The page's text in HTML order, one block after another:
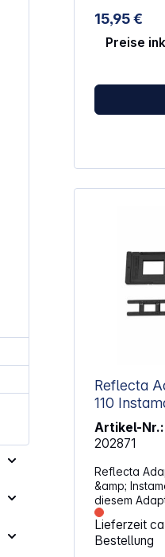
15,95 €
Preise
Reflecta
110 Instamatic 126 für x22 x33
x44
Artikel-Nr.:
202871
Reflecta
&amp;
diesem
Reflecta
Halterungen
Lieferzeit
Bestellung